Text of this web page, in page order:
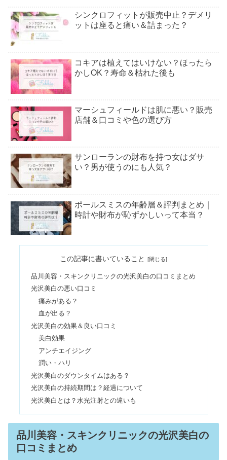
シンクロフィットが販売中止？デメリ
ットは座ると痛い＆詰まった？
コキアは植えてはいけない？ほったら
かしOK？寿命＆枯れた後も
マーシュフィールドは肌に悪い？販売
店舗＆口コミや色の選び方
サンローランの財布を持つ女はダサ
い？男が使うのにも人気？
ポールスミスの年齢層＆評判まとめ｜
時計や財布が恥ずかしいって本当？
痛いの？偽物の見分け方も
スタバカードは嬉しくない？プレゼン
男子大学生のファッションがダサい！
量産型・GUはありがち？
馬油を塗り続けた結果は？効果やデメ
リット｜洗顔の使い方も調査
青竹踏み続けた結果&デメリット｜痩
せた？100均ダイソーにある？
この記事に書いていること
品川美容・スキンクリニックの光沢美白の口コミまとめ
光沢美白の悪い口コミ
痛みがある？
血が出る？
光沢美白の効果＆良い口コミ
美白効果
アンチエイジング
潤い・ハリ
光沢美白のダウンタイムはある？
光沢美白の持続期間は？経過について
光沢美白とは？水光注射との違いも
品川美容・スキンクリニックの光沢美白の
口コミまとめ